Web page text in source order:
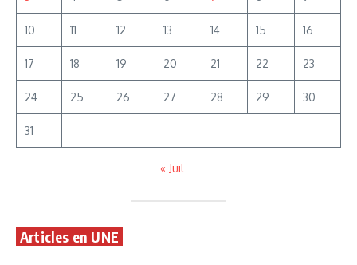
10 11 12 13 14 15 16
17 18 19 20 21 22 23
24 25 26 27 28 29 30
31
« Juil
Articles en UNE